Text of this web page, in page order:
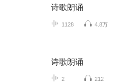
诗歌朗诵
1128 4.8万
诗歌朗诵
2 212